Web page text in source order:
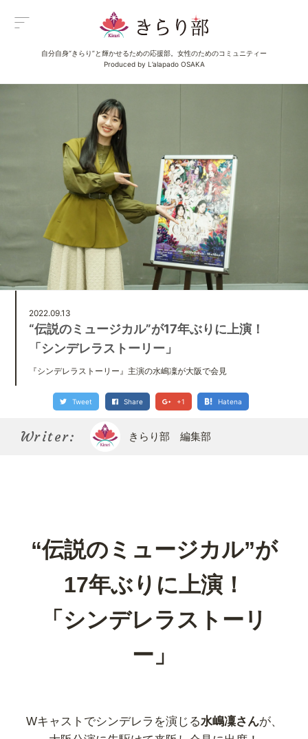
自分自身“きらり”と輝かせるための応援部。女性のためのコミュニティー
Produced by L’alapado OSAKA
2022.09.13
“伝説のミュージカル”が17年ぶりに上演！
「シンデレラストーリー」
『シンデレラストーリー』主演の水嶋凜が大阪で会見
Tweet Share +1 Hatena
Writer: きらり部 編集部
“伝説のミュージカル”が
17年ぶりに上演！
「シンデレラストーリ
ー」
Wキャストでシンデレラを演じる水嶋凜さんが、
Menu
新着一覧
Category イベント
Category グルメ
Category ビューティ
Category
Category ライフ
About us きらり部女子について
Kirari bu